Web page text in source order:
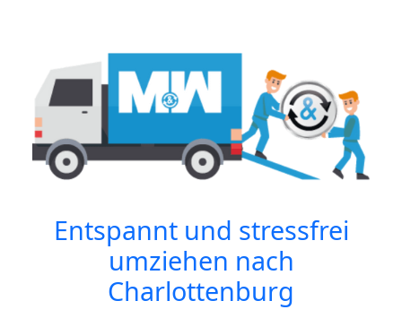
Entspannt und stressfrei
umziehen nach
Charlottenburg